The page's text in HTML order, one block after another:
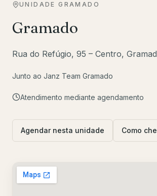
UNIDADEGRAMADO
Gramado
Rua do Refúgio, 95 – Centro,
Junto ao Janz Team Gramado
Atendimento mediante agendamento
Agendar nesta unidade Como